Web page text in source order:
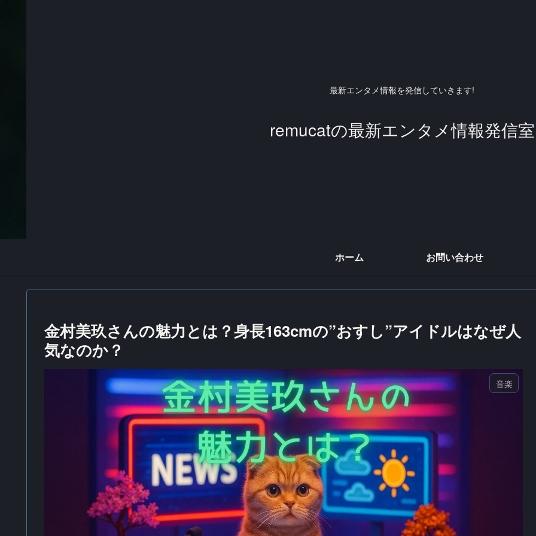
最新エンタメ情報を発信していきます!
remucatの最新エンタメ情報発信室
ホーム お問い合わせ
金村美玖さんの魅力とは？身長163cmの”おすし”アイドルはなぜ人
気なのか？
音楽